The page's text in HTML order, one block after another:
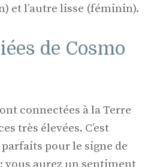
et l’autre lisse (féminin).
de Cosmo
connectées à la Terre
très élevées. C’est
pour le signe de
vous aurez un sentiment